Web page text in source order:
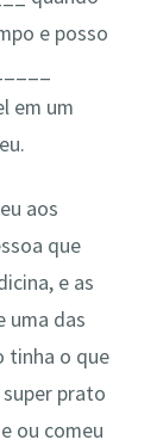
e posso
em um
aos
que
e as
uma das
tinha o que
prato
ou comeu